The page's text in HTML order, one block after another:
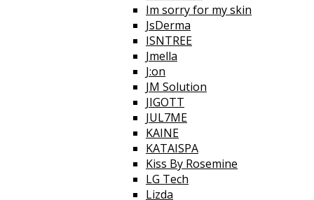
Im sorry for my skin
JsDerma
ISNTREE
Jmella
J:on
JM Solution
JIGOTT
JUL7ME
KAINE
KATAISPA
Kiss By Rosemine
LG Tech
Lizda